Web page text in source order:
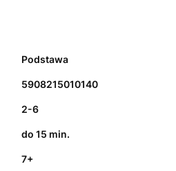
Podstawa
5908215010140
2-6
do 15 min.
7+